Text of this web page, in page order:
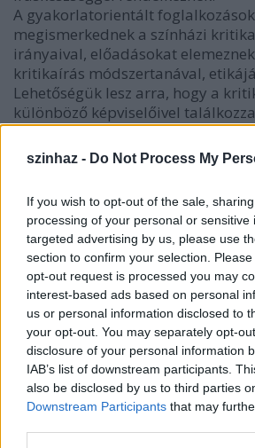
szinhaz - Do Not Process My
If you wish to opt-out of the sale,
processing of your personal or sensitive
targeted advertising by us, please use
section to confirm your selection.
opt-out request is processed you may
interest-based ads based on personal
us or personal information disclosed to
your opt-out. You may separately opt-
disclosure of your personal information
IAB’s list of downstream participants.
also be disclosed by us to third parties
Downstream Participants that may
A gyakorlatorientált
megismerkednek a színházi
irányaival, előadásokat
kritikaírás módszertanával,
Lehetőségük lesz arra, hogy a
különböző képviselőivel
stílusokkal,
meg.
Jelentkezni egy szabadon
előadásról készült, 5000–8000
kritikával, valamint életrajzzal